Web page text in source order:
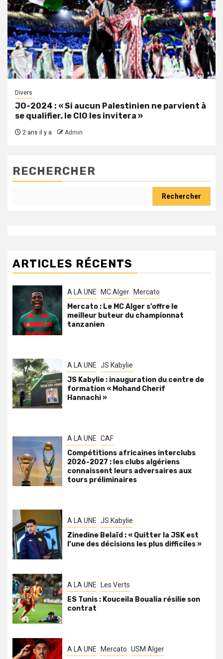
Divers
JO-2024 : « Si aucun Palestinien ne parvient à
se qualifier, le CIO les invitera »
2 ans il y a Admin
RECHERCHER
Rechercher
ARTICLES RÉCENTS
A LA UNE MC Alger Mercato
Mercato : Le MC Alger s’offre le
meilleur buteur du championnat
tanzanien
A LA UNE JS Kabylie
JS Kabylie : inauguration du centre de
formation « Mohand Cherif
Hannachi »
A LA UNE CAF
Compétitions africaines interclubs
2026-2027 : les clubs algériens
connaissent leurs adversaires aux
tours préliminaires
A LA UNE JS Kabylie
Zinedine Belaïd : « Quitter la JSK est
l’une des décisions les plus difficiles »
A LA UNE Les Verts
ES Tunis : Kouceila Boualia résilie son
contrat
A LA UNE Mercato USM Alger